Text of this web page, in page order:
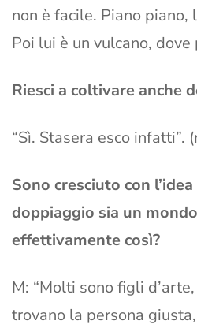
non è facile. Piano
Poi lui è un vulcano, dove
Riesci a coltivare anche
“Sì. Stasera esco infatti”.
Sono cresciuto con
doppiaggio sia un
effettivamente così?
M: “Molti sono figli
trovano la persona